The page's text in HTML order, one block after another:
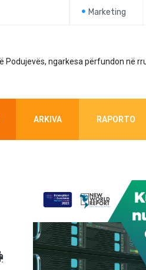
Marketing
Podujevës, ngarkesa përfundon në
ARKIVA RAPORTO